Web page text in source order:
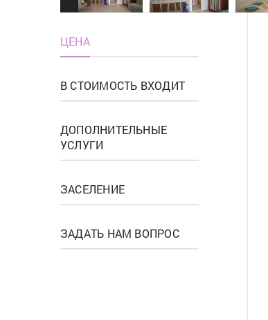
ЦЕНА
В СТОИМОСТЬ ВХОДИТ
ДОПОЛНИТЕЛЬНЫЕ
УСЛУГИ
ЗАСЕЛЕНИЕ
ЗАДАТЬ НАМ ВОПРОС